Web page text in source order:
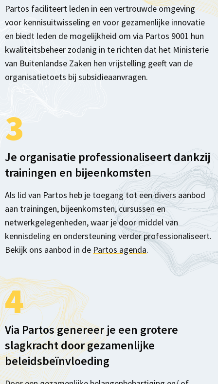
Partos faciliteert leden in een vertrouwde omgeving
voor kennisuitwisseling en voor gezamenlijke innovatie
en biedt leden de mogelijkheid om via Partos 9001 hun
kwaliteitsbeheer zodanig in te richten dat het Ministerie
van Buitenlandse Zaken hen vrijstelling geeft van de
organisatietoets bij subsidieaanvragen.
3
Je organisatie professionaliseert dankzij
trainingen en bijeenkomsten
Als lid van Partos heb je toegang tot een divers aanbod
aan trainingen, bijeenkomsten, cursussen en
netwerkgelegenheden, waar je door middel van
kennisdeling en ondersteuning verder professionaliseert.
Bekijk ons aanbod in de Partos agenda.
4
Via Partos genereer je een grotere
slagkracht door gezamenlijke
beleidsbeïnvloeding